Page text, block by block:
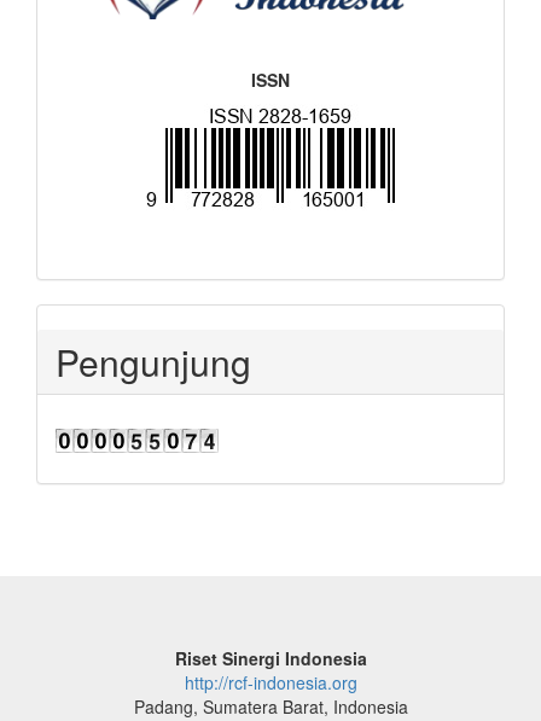
ISSN
Pengunjung
Riset Sinergi Indonesia
http://rcf-indonesia.org
Padang, Sumatera Barat, Indonesia